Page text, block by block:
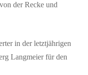
der Recke und
in der letztjährigen
Langmeier für den